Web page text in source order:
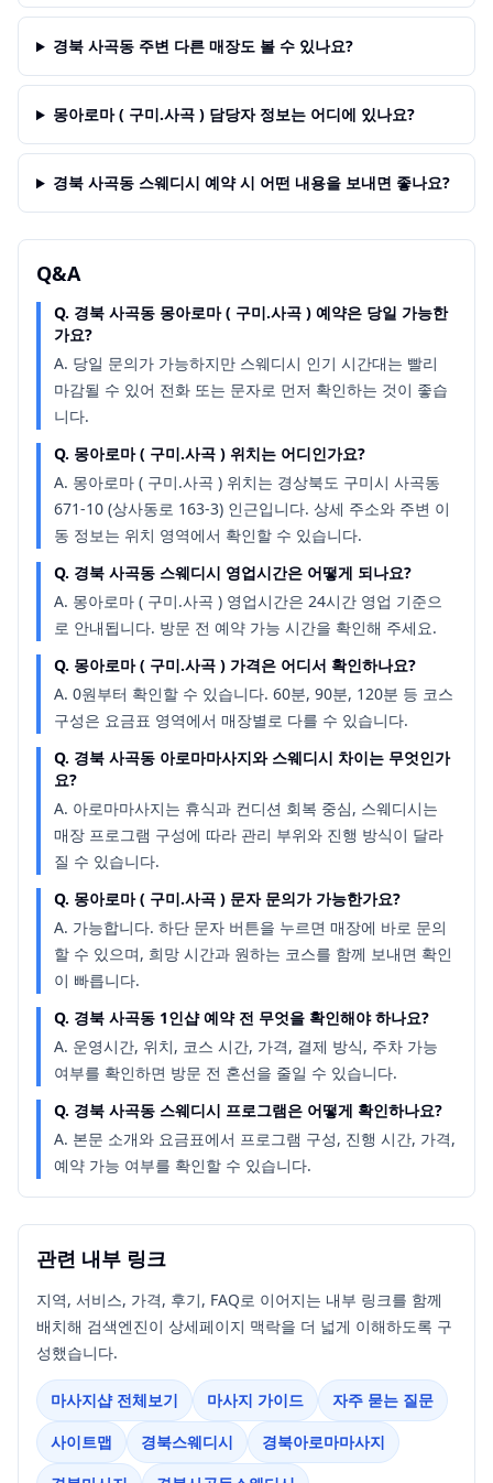
경북 사곡동 주변 다른 매장도 볼 수 있나요?
몽아로마 ( 구미.사곡 ) 담당자 정보는 어디에 있나요?
경북 사곡동 스웨디시 예약 시 어떤 내용을 보내면 좋나요?
Q&A
Q. 경북 사곡동 몽아로마 ( 구미.사곡 ) 예약은 당일 가능한
가요?
A. 당일 문의가 가능하지만 스웨디시 인기 시간대는 빨리
마감될 수 있어 전화 또는 문자로 먼저 확인하는 것이 좋습
니다.
Q. 몽아로마 ( 구미.사곡 ) 위치는 어디인가요?
A. 몽아로마 ( 구미.사곡 ) 위치는 경상북도 구미시 사곡동
671-10 (상사동로 163-3) 인근입니다. 상세 주소와 주변 이
동 정보는 위치 영역에서 확인할 수 있습니다.
Q. 경북 사곡동 스웨디시 영업시간은 어떻게 되나요?
A. 몽아로마 ( 구미.사곡 ) 영업시간은 24시간 영업 기준으
로 안내됩니다. 방문 전 예약 가능 시간을 확인해 주세요.
Q. 몽아로마 ( 구미.사곡 ) 가격은 어디서 확인하나요?
A. 0원부터 확인할 수 있습니다. 60분, 90분, 120분 등 코스
구성은 요금표 영역에서 매장별로 다를 수 있습니다.
Q. 경북 사곡동 아로마마사지와 스웨디시 차이는 무엇인가
요?
A. 아로마마사지는 휴식과 컨디션 회복 중심, 스웨디시는
매장 프로그램 구성에 따라 관리 부위와 진행 방식이 달라
질 수 있습니다.
Q. 몽아로마 ( 구미.사곡 ) 문자 문의가 가능한가요?
A. 가능합니다. 하단 문자 버튼을 누르면 매장에 바로 문의
할 수 있으며, 희망 시간과 원하는 코스를 함께 보내면 확인
이 빠릅니다.
Q. 경북 사곡동 1인샵 예약 전 무엇을 확인해야 하나요?
A. 운영시간, 위치, 코스 시간, 가격, 결제 방식, 주차 가능
여부를 확인하면 방문 전 혼선을 줄일 수 있습니다.
Q. 경북 사곡동 스웨디시 프로그램은 어떻게 확인하나요?
A. 본문 소개와 요금표에서 프로그램 구성, 진행 시간, 가격,
예약 가능 여부를 확인할 수 있습니다.
관련 내부 링크
지역, 서비스, 가격, 후기, FAQ로 이어지는 내부 링크를 함께
배치해 검색엔진이 상세페이지 맥락을 더 넓게 이해하도록 구
성했습니다.
마사지샵 전체보기 마사지 가이드
자주 묻는 질문
사이트맵
경북스웨디시
경북아로마마사지